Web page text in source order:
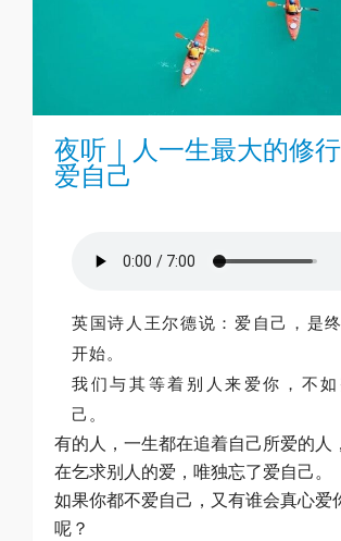
夜听｜人一生最大的修
爱自己
英国诗人王尔德说：爱自己，是
开始。
我们与其等着别人来爱你，不如
己。
有的人，一生都在追着自己所爱的人
在乞求别人的爱，唯独忘了爱自己。
如果你都不爱自己，又有谁会真心爱
呢？